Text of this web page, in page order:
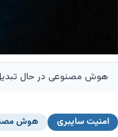
هوش مصنوعی در حال
امنیت سایبری هوش